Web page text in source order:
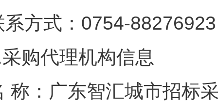
系方式：0754-88276923
采购代理机构信息
称：广东智汇城市招标